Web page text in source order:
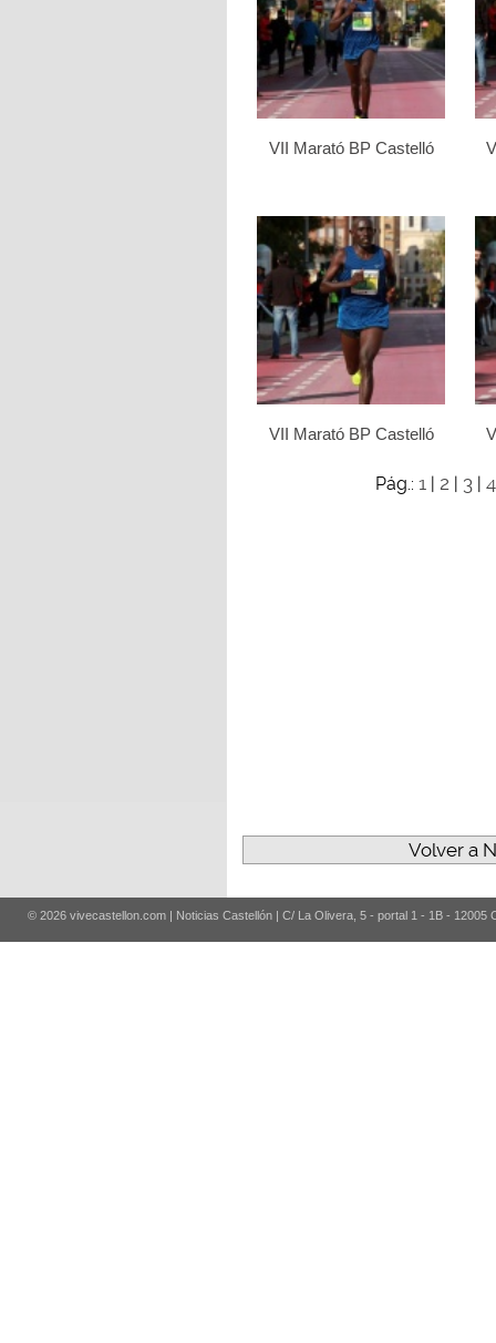
VII Marató BP Castelló
VII Marató BP Castelló
Pág.: 1 | 2 | 3 | 4
Volver a
© 2026 vivecastellon.com | Noticias Castellón | C/ La Olivera, 5 - portal 1 - 1B - 12005